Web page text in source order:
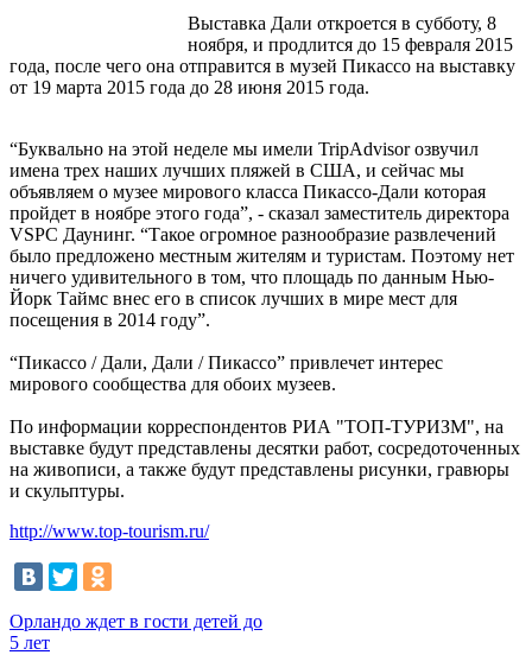
Выставка Дали откроется в субботу, 8
ноября, и продлится до 15 февраля 2015
года, после чего она отправится в музей Пикассо на выставку
от 19 марта 2015 года до 28 июня 2015 года.
“Буквально на этой неделе мы имели TripAdvisor озвучил
имена трех наших лучших пляжей в США, и сейчас мы
объявляем о музее мирового класса Пикассо-Дали которая
пройдет в ноябре этого года”, - сказал заместитель директора
VSPC Даунинг. “Такое огромное разнообразие развлечений
было предложено местным жителям и туристам. Поэтому нет
ничего удивительного в том, что площадь по данным Нью-
Йорк Таймс внес его в список лучших в мире мест для
посещения в 2014 году”.
“Пикассо / Дали, Дали / Пикассо” привлечет интерес
мирового сообщества для обоих музеев.
По информации корреспондентов РИА "ТОП-ТУРИЗМ", на
выставке будут представлены десятки работ, сосредоточенных
на живописи, а также будут представлены рисунки, гравюры
и скульптуры.
http://www.top-tourism.ru/
Орландо ждет в гости детей до
5 лет